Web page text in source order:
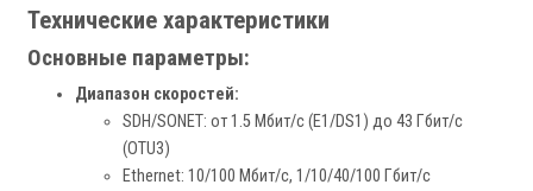
Технические характеристики
Основные параметры:
Диапазон скоростей:
SDH/SONET: от 1.5 Мбит/с (E1/DS1) до 43 Гбит/с
(OTU3)
Ethernet: 10/100 Мбит/с, 1/10/40/100 Гбит/с